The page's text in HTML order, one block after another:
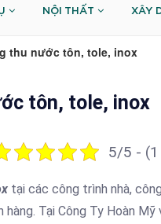
NỘI THẤT XÂY
thu nước tôn, tole, inox
tôn, tole, inox
5/5 - (1
tại các công trình nhà,
Tại Công Ty Hoàn